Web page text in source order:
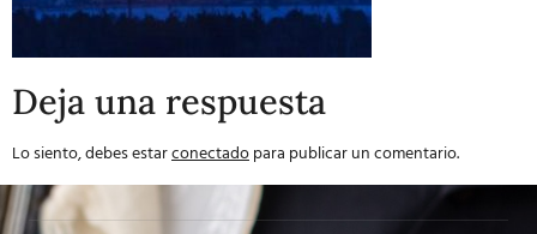
Deja una respuesta
Lo siento, debes estarconectadopara publicar un comentario.